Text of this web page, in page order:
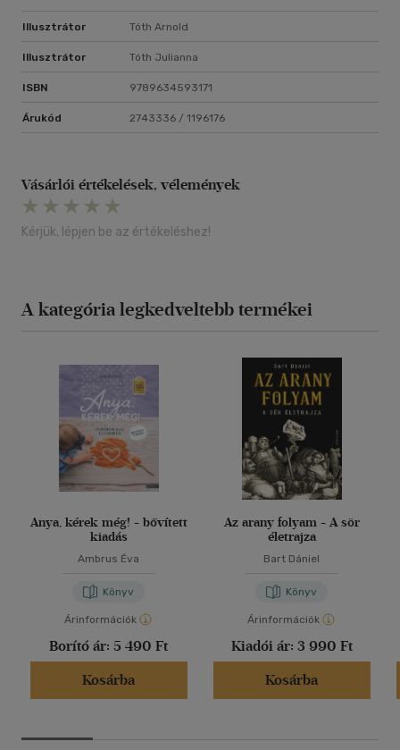
Illusztrátor Tóth Arnold
Illusztrátor Tóth Julianna
ISBN 9789634593171
Árukód 2743336 / 1196176
Vásárlói értékelések, vélemények
Kérjük, lépjen be az értékeléshez!
A kategória legkedveltebb termékei
Anya, kérek még! - bővített
kiadás
Ambrus Éva
Könyv
Árinformációk
Borító ár: 5 490 Ft
Kosárba
Az arany folyam - A sör
életrajza
Bart Dániel
Könyv
Árinformációk
Kiadói ár: 3 990 Ft
Kosárba